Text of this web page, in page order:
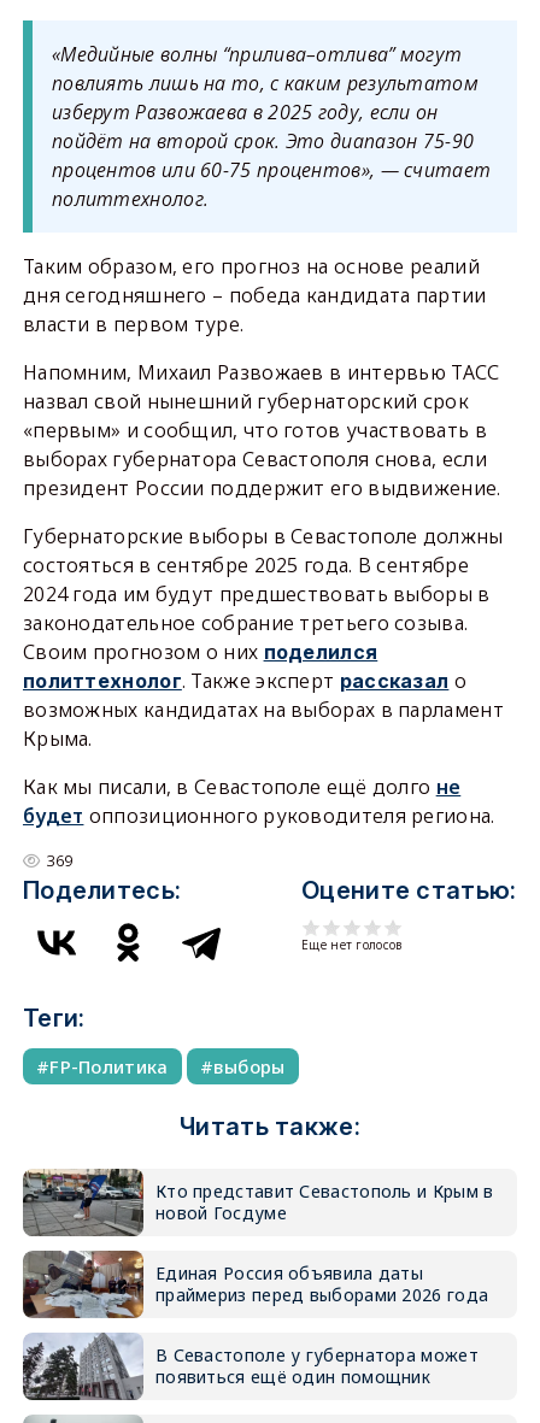
«Медийные волны “прилива–отлива” могут
повлиять лишь на то, с каким результатом
изберут Развожаева в 2025 году, если он
пойдёт на второй срок. Это диапазон 75-90
процентов или 60-75 процентов», — считает
политтехнолог.
Таким образом, его прогноз на основе реалий
дня сегодняшнего – победа кандидата партии
власти в первом туре.
Напомним, Михаил Развожаев в интервью ТАСС
назвал свой нынешний губернаторский срок
«первым» и сообщил, что готов участвовать в
выборах губернатора Севастополя снова, если
президент России поддержит его выдвижение.
Губернаторские выборы в Севастополе должны
состояться в сентябре 2025 года. В сентябре
2024 года им будут предшествовать выборы в
законодательное собрание третьего созыва.
Своим прогнозом о них поделился
политтехнолог. Также эксперт рассказал о
возможных кандидатах на выборах в парламент
Крыма.
Как мы писали, в Севастополе ещё долго не
будет оппозиционного руководителя региона.
369
Поделитесь: Оцените статью:
Еще нет голосов
Теги:
FP-Политика выборы
Читать также:
Кто представит Севастополь и Крым в
новой Госдуме
Единая Россия объявила даты
праймериз перед выборами 2026 года
В Севастополе у губернатора может
появиться ещё один помощник